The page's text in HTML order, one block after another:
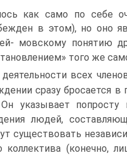
как само по себе
в этом), но оно
мовскому понятию
того же
всех
сразу бросается в
указывает попросту
людей,
существовать
(конечно,